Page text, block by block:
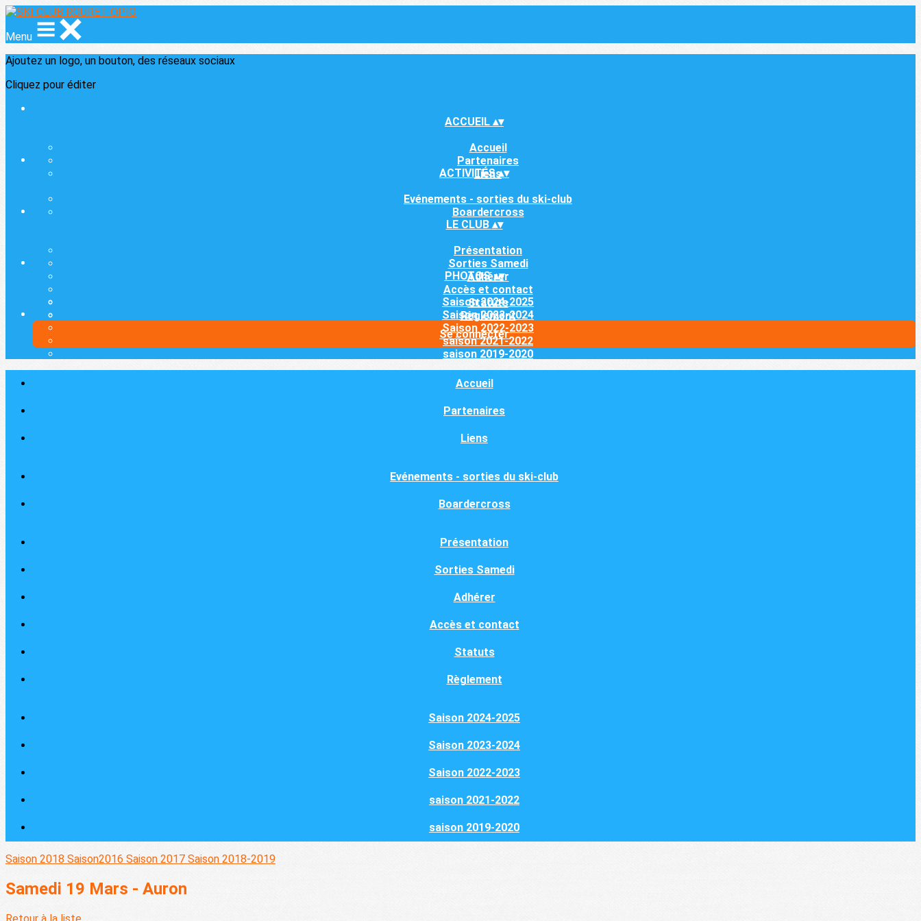
Menu
Ajoutez un logo, un bouton, des réseaux sociaux
Cliquez pour éditer
ACCUEIL ▴▾
Accueil
Partenaires
Liens
ACTIVITÉS▴▾
Evénements - sorties du ski-club
Boardercross
LE CLUB ▴▾
Présentation
Sorties Samedi
Adhérer
Accès et contact
Statuts
Règlement
PHOTOS▴▾
Saison 2024-2025
Saison 2023-2024
Saison 2022-2023
saison 2021-2022
saison 2019-2020
Se connecter
Accueil
Partenaires
Liens
Evénements - sorties du ski-club
Boardercross
Présentation
Sorties Samedi
Adhérer
Accès et contact
Statuts
Règlement
Saison 2024-2025
Saison 2023-2024
Saison 2022-2023
saison 2021-2022
saison 2019-2020
Saison 2018 Saison2016 Saison 2017 Saison 2018-2019
Samedi 19 Mars - Auron